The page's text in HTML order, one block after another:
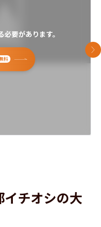
要があります。
料
次
チオシの大